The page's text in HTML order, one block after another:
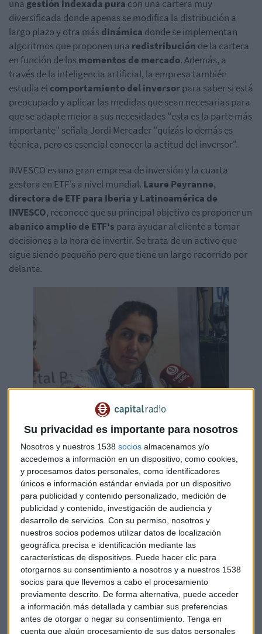
Su privacidad es importante para nosotros
Nosotros y nuestros 1538 socios almacenamos y/o
accedemos a información en un dispositivo, como cookies,
y procesamos datos personales, como identificadores
únicos e información estándar enviada por un dispositivo
para publicidad y contenido personalizado, medición de
publicidad y contenido, investigación de audiencia y
desarrollo de servicios. Con su permiso, nosotros y
nuestros socios podemos utilizar datos de localización
geográfica precisa e identificación mediante las
características de dispositivos. Puede hacer clic para
otorgarnos su consentimiento a nosotros y a nuestros 1538
socios para que llevemos a cabo el procesamiento
previamente descrito. De forma alternativa, puede acceder
a información más detallada y cambiar sus preferencias
antes de otorgar o negar su consentimiento. Tenga en
cuenta que algún procesamiento de sus datos personales
una gestión indexada pura con una cartera muy
diversificada donde apenas se modifica la distribución a
largo plazo y otra másdinámica donde se implementan
algoritmos que proponen una redistribución de la cartera
en función de losmomentos de mercado. Además, a
través de la inteligencia artificial, la empresa también
estudia elcomportamiento del inversorpara saber si está
preocupado y aplicar las medidas que sean necesarias para
que se adapte mejor a sus necesidades "esta es la parte más
importante" señala Jordi Mercader "quizás lo demás es
técnica, pero es esencial conocer la actitud del inversor".
INVESCO es una gran empresa de inversión y la cuarta
gestora en ETF's a nivel mundial. Laure Peyranne,
directora de ETF para Iberia y Latinoamérica de
INVESCO, reconoce que su principal objetivo es proponer un
abanico amplio de ETF's para ayudar al cliente a tomar
decisiones a la hora de invertir. Se trata de un activo que
sigue siendo pequeño pero que tiene un largo recorrido por
delante.
Laure Peyranne, directora de ETF para Iberia y
Latinoamércia de INVESCO
José Diego Alarcón, director general de UNIVERSE
ASSETMANAGEMENT, reconoce que, tras años de
investigación, los fondos indexados sí aportan valor. En
momentos en los que el problema y la situación es
realmente complicada la mejor alternativa de invertir es a
través de fondos pasivos. UNIVERSE ASSET MANAGEMENT
se centra en dar importancia acarteras centradas en este
tipo de actividad alargo plazo, que esté muy
diversificadas , para poder obtener la mayorrentabilidad
posible.